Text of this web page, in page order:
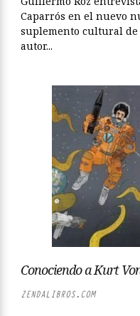
Caparrós en el nuevo
suplemento cultural de
autor...
Conociendo a Kurt
ZENDALIBROS.COM